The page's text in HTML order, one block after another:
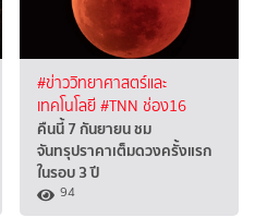
#ข่าววิทยาศาสตร์และ
เทคโนโลยี#TNN ช่อง16
คืนนี้ 7 กันยายน ชม
จันทรุปราคาเต็มดวงครั้งแรก
ในรอบ 3 ปี
94